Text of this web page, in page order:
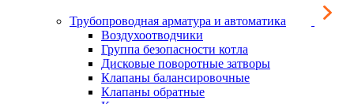
Трубопроводная арматура и автоматика
Воздухоотводчики
Группа безопасности котла
Дисковые поворотные затворы
Клапаны балансировочные
Клапаны обратные